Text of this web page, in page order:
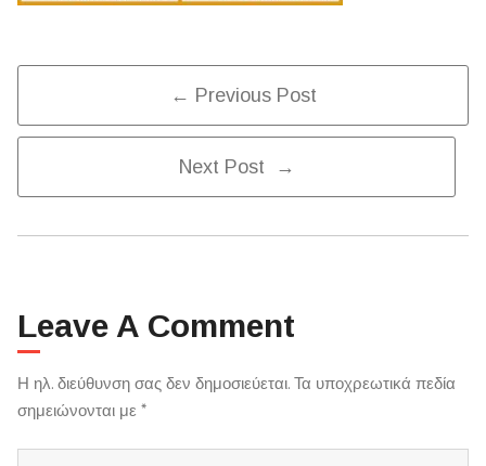
Post
Navigation
← Previous Post
Next Post →
Leave A Comment
Η ηλ. διεύθυνση σας δεν δημοσιεύεται. Τα υποχρεωτικά πεδία
σημειώνονται με *